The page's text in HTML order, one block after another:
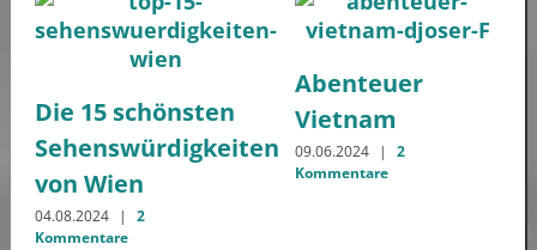
Die 15 schönsten
Sehenswürdigkeiten
von Wien
04.08.2024 |
2
Kommentare
Abenteuer
Vietnam
09.06.2024 |
2
Kommentare